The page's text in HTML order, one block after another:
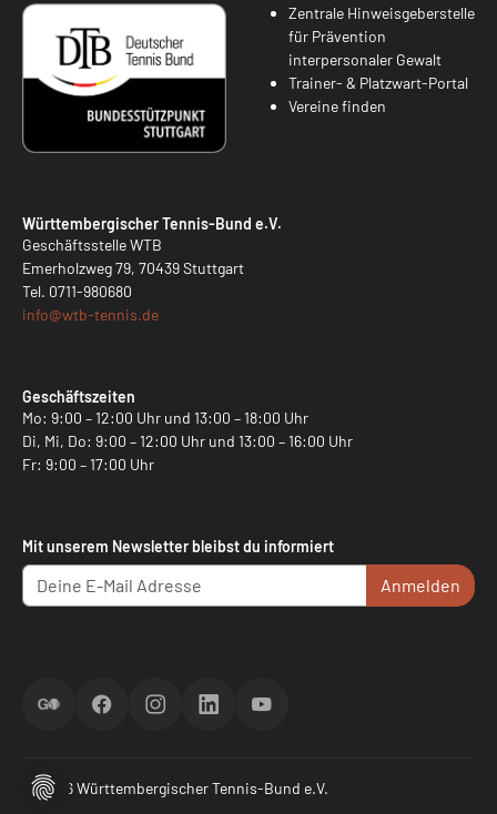
Zentrale Hinweisgeberstelle
für Prävention
interpersonaler Gewalt
Trainer- & Platzwart-Portal
Vereine finden
Württembergischer Tennis-Bund e.V.
Geschäftsstelle WTB
Emerholzweg 79, 70439 Stuttgart
Tel. 0711-980680
info@wtb-tennis.de
Geschäftszeiten
Mo: 9:00 – 12:00 Uhr und 13:00 – 18:00 Uhr
Di, Mi, Do: 9:00 – 12:00 Uhr und 13:00 – 16:00 Uhr
Fr: 9:00 – 17:00 Uhr
Mit unserem Newsletter bleibst du informiert
Anmelden
ScoreGOFacebookInstagramLinkedInYouTube
© 2026 Württembergischer Tennis-Bund e.V.